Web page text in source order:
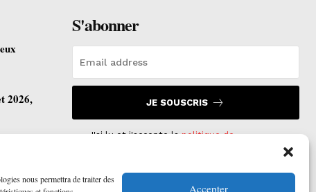
nous permettra de traiter des
Accepter
2026,
ses
S'abonner
JE SOUSCRIS
J'ai lu et j'accepte lapolitique de